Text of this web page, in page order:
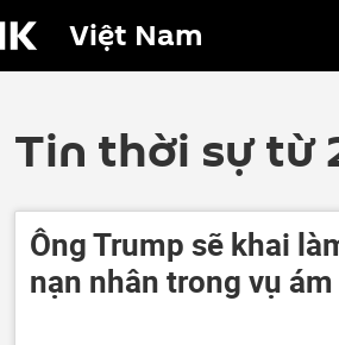
Việt Nam
Tin thời sự từ
Ông Trump sẽ khai
nạn nhân trong vụ